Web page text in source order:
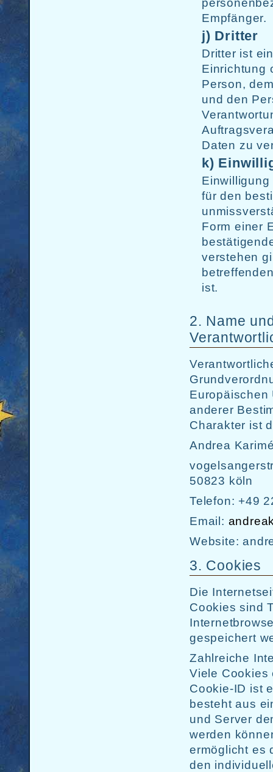
Empfänger.
j) Dritter
Dritter ist
Einrichtung
Person,
und den
Daten zu
k)
für den
Form einer
verstehen
ist.
2. Name
Europäischen
anderer
Charakter ist
Andrea
50823 köln
Telefon: +49
Email:
Website:
3. Cookies
Die
Cookies sind
gespeichert
Zahlreiche
Viele Cookies
Cookie-ID ist
besteht aus
und Server
werden
ermöglicht es
den